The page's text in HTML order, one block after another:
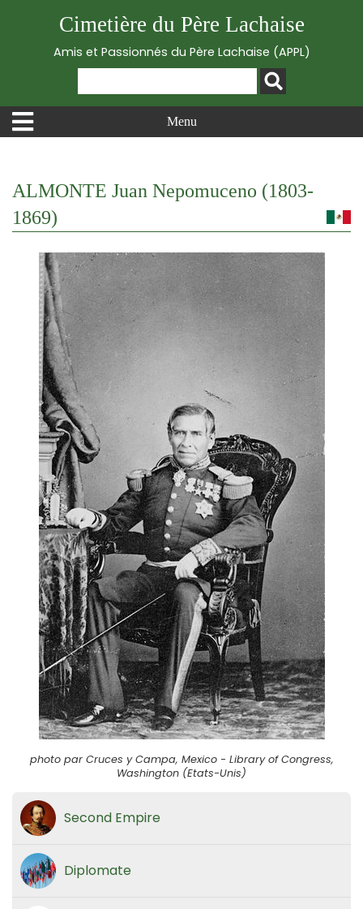
Cimetière du Père Lachaise
Amis et Passionnés du Père Lachaise (APPL)
Menu
ALMONTE Juan Nepomuceno (1803-
1869)
photo par Cruces y Campa, Mexico - Library of Congress,
Washington (Etats-Unis)
Second Empire
Diplomate